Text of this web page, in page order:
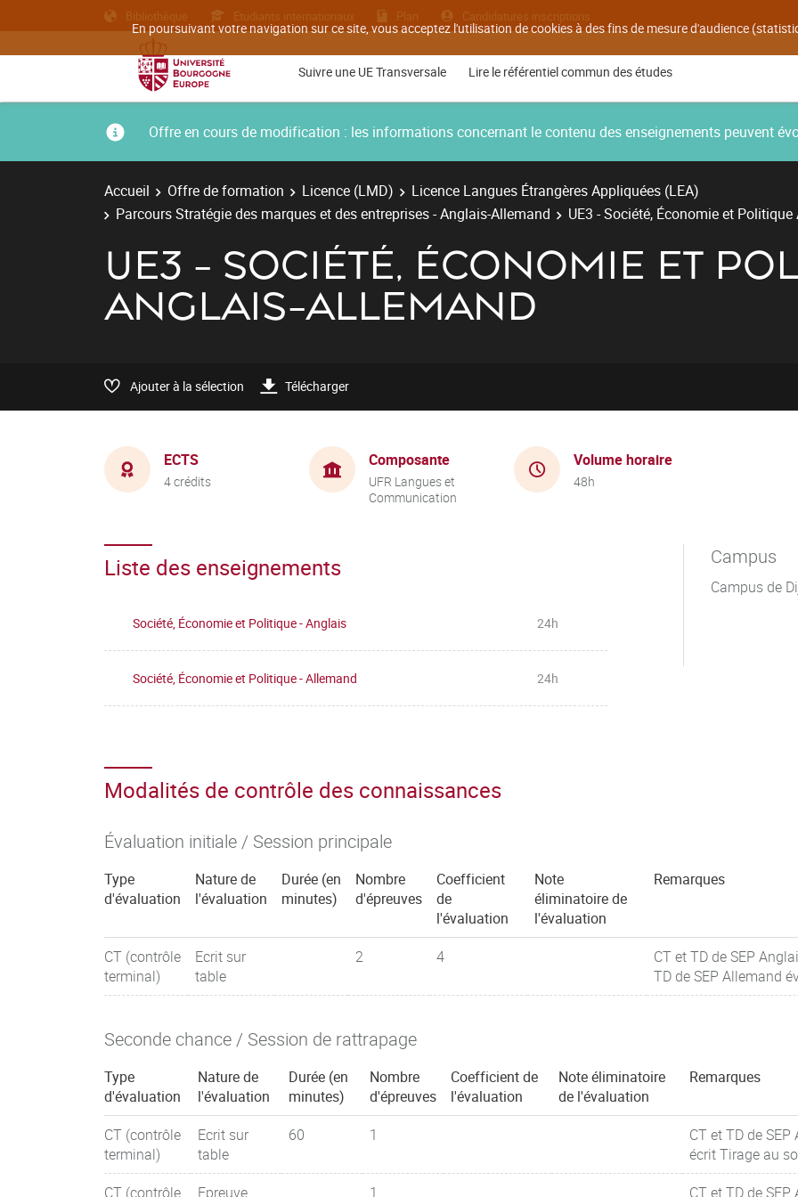
En poursuivant votre navigation sur ce site, vous acceptez l'utilisation de cookies à des fins de mesure d'audience
Bibliothèque Etudiants internationaux Plan Candidatures inscriptions
Suivre une UE Transversale Lire le référentiel commun des études
Offre en cours de modification : les informations concernant le contenu des enseignements peuvent
Accueil Offre de formation Licence (LMD)
Licence Langues Étrangères Appliquées (LEA)
Parcours Stratégie des marques et des entreprises - Anglais-Allemand
UE3 - Société, Économie et
UE3 - SOCIÉTÉ, ÉCONOMIE ET
ANGLAIS-ALLEMAND
Ajouter à la sélection Télécharger
ECTS
4 crédits
Composante
UFR Langues et
Communication
Volume horaire
48h
Liste des enseignements
Société, Économie et Politique - Anglais 24h
Société, Économie et Politique - Allemand 24h
Campus
Campus de
Modalités de contrôle des connaissances
Évaluation initiale / Session principale
Type
d'évaluation
Nature de
l'évaluation
Durée (en
minutes)
Nombre
d'épreuves
Coefficient
de
l'évaluation
Note
éliminatoire de
l'évaluation
Remarques
CT (contrôle
terminal)
Ecrit sur
table
2 4
CT et TD de SEP
TD de SEP Allemand
Seconde chance / Session de rattrapage
Type
d'évaluation
Nature de
l'évaluation
Durée (en
minutes)
Nombre
d'épreuves
Coefficient de
l'évaluation
Note éliminatoire
de l'évaluation
Remarques
CT (contrôle
terminal)
Ecrit sur
table
60 1
CT et TD de
écrit Tirage au
CT (contrôle
Epreuve 1 CT et TD de